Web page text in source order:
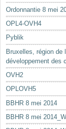
Ordonnantie 8 mei
OPL4-OVH4
Pyblik
Bruxelles, région de
développement des
OVH2
OPLOVH5
BBHR 8 mei 2014
BBHR 8 mei